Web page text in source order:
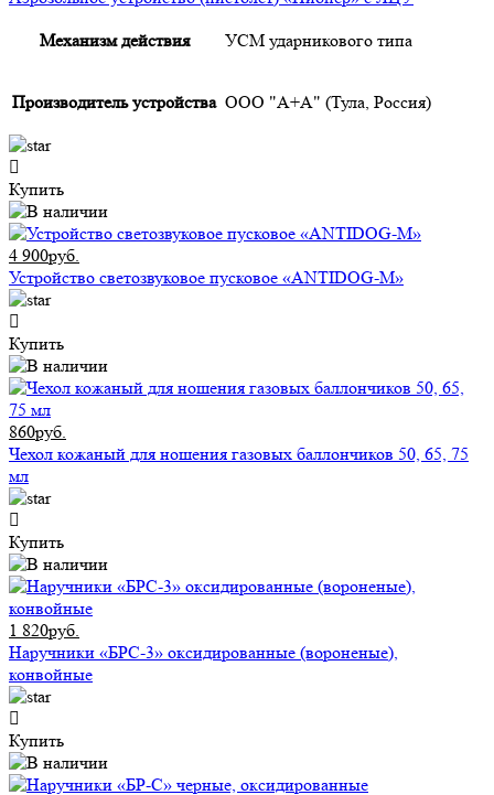
Механизм действия УСМ ударникового типа
Производитель устройства ООО "А+А" (Тула, Россия)
Купить
4 900руб.
Устройство светозвуковое пусковое «ANTIDOG-M»
Купить
860руб.
Чехол кожаный для ношения газовых баллончиков 50, 65, 75
мл
Купить
1 820руб.
Наручники «БРС-3» оксидированные (вороненые),
конвойные
Купить